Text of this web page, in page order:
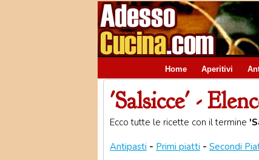
Home Aperitivi
'Salsicce' -
Ecco tutte le ricette con il termine
Antipasti - Primi piatti - Secondi